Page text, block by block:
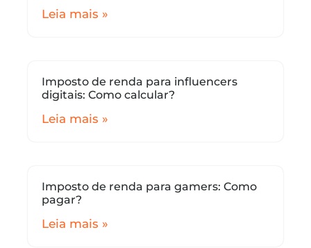
Leia mais »
Imposto de renda para influencers
digitais: Como calcular?
Leia mais »
Imposto de renda para gamers: Como
pagar?
Leia mais »